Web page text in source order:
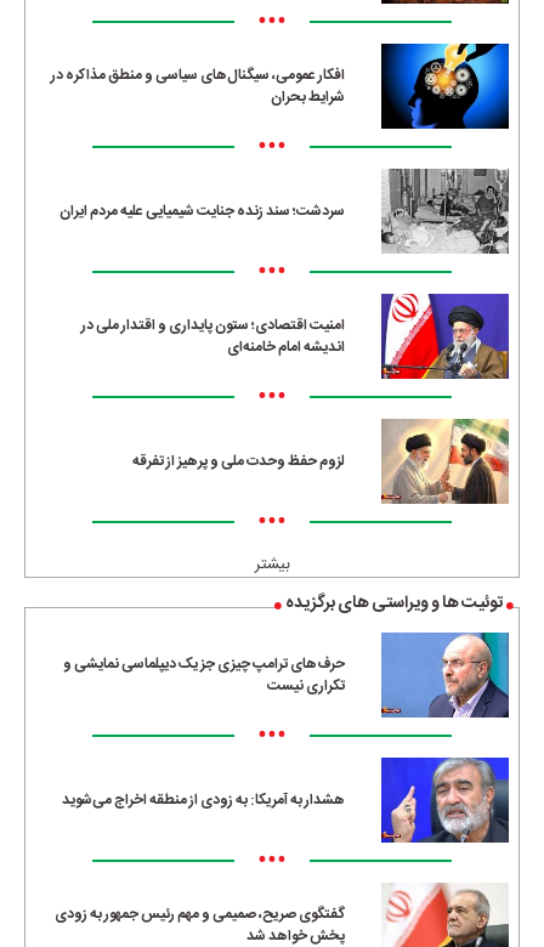
•••
افکار عمومی، سیگنال‌های سیاسی و منطق مذاکره در
شرایط بحران
•••
سردشت؛ سند زنده جنایت شیمیایی علیه مردم ایران
•••
امنیت اقتصادی؛ ستون پایداری و اقتدار ملی در
اندیشه امام خامنه‌ای
•••
لزوم حفظ وحدت ملی و پرهیز از تفرقه
•••
بیشتر
توئیت ها و ویراستی های برگزیده
حرف‌های ترامپ چیزی جز یک دیپلماسی نمایشی و
تکراری نیست
•••
هشدار به آمریکا: به زودی از منطقه اخراج می‌شوید
•••
گفتگوی صریح، صمیمی و مهم رئیس جمهور به زودی
پخش خواهد شد